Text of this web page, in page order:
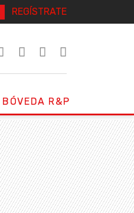
REGÍSTRATE
BÓVEDA R&P